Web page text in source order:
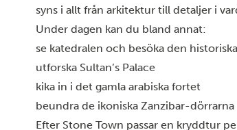
syns i allt från arkitektur till detaljer i
Under dagen kan du bland annat:
se katedralen och besöka den
utforska Sultan’s Palace
kika in i det gamla arabiska fortet
beundra de ikoniska Zanzibar-dörrarna
Efter Stone Town passar en kryddtur